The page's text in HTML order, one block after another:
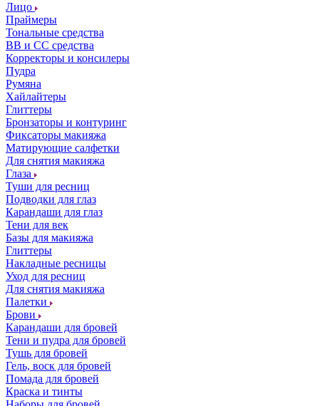
Лицо
Праймеры
Тональные средства
ВВ и СС средства
Корректоры и консилеры
Пудра
Румяна
Хайлайтеры
Глиттеры
Бронзаторы и контуринг
Фиксаторы макияжа
Матирующие салфетки
Для снятия макияжа
Глаза
Туши для ресниц
Подводки для глаз
Карандаши для глаз
Тени для век
Базы для макияжа
Глиттеры
Накладные ресницы
Уход для ресниц
Для снятия макияжа
Палетки
Брови
Карандаши для бровей
Тени и пудра для бровей
Тушь для бровей
Гель, воск для бровей
Помада для бровей
Краска и тинты